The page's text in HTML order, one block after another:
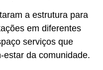
a estrutura para
em diferentes
serviços que
estar da comunidade.